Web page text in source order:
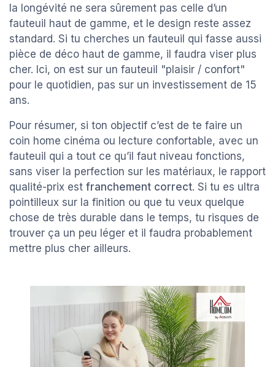
la longévité ne sera sûrement pas celle d’un
fauteuil haut de gamme, et le design reste assez
standard. Si tu cherches un fauteuil qui fasse aussi
pièce de déco haut de gamme, il faudra viser plus
cher. Ici, on est sur un fauteuil "plaisir / confort"
pour le quotidien, pas sur un investissement de 15
ans.
Pour résumer, si ton objectif c’est de te faire un
coin home cinéma ou lecture confortable, avec un
fauteuil qui a tout ce qu’il faut niveau fonctions,
sans viser la perfection sur les matériaux, le rapport
qualité-prix est franchement correct. Si tu es ultra
pointilleux sur la finition ou que tu veux quelque
chose de très durable dans le temps, tu risques de
trouver ça un peu léger et il faudra probablement
mettre plus cher ailleurs.